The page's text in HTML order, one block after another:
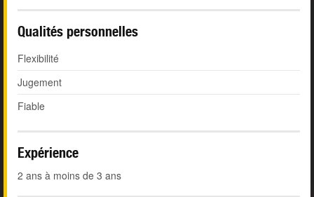
Qualités personnelles
Flexibilité
Jugement
Fiable
Expérience
2 ans à moins de 3 ans